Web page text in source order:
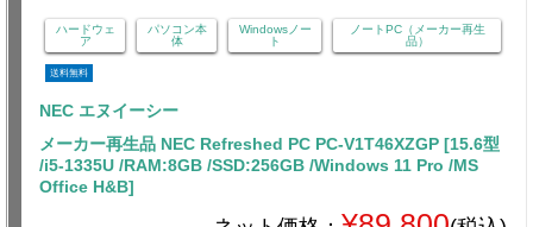
ハードウェ
ア
パソコン本
体
Windowsノー
ト
ノートPC（メーカー再生
品）
送料無料
NEC エヌイーシー
メーカー再生品 NEC Refreshed PC PC-V1T46XZGP [15.6型
/i5-1335U /RAM:8GB /SSD:256GB /Windows 11 Pro /MS
Office H&B]